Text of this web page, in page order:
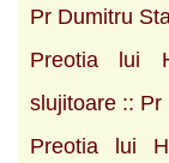
Pr Dumitru
Preotia lui
slujitoare :: Pr
Preotia lui